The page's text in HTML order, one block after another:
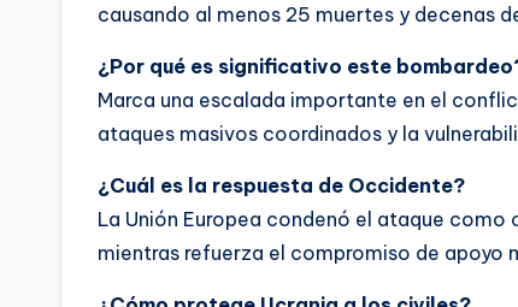
causando al menos 25 muertes y decenas
¿Por qué es significativo este
Marca una escalada importante en el
ataques masivos coordinados y la
¿Cuál es la respuesta de Occidente?
La Unión Europea condenó el ataque como
mientras refuerza el compromiso de apoyo